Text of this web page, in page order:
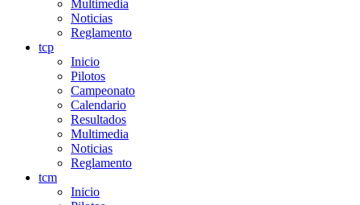
Multimedia
Noticias
Reglamento
tcp
Inicio
Pilotos
Campeonato
Calendario
Resultados
Multimedia
Noticias
Reglamento
tcm
Inicio